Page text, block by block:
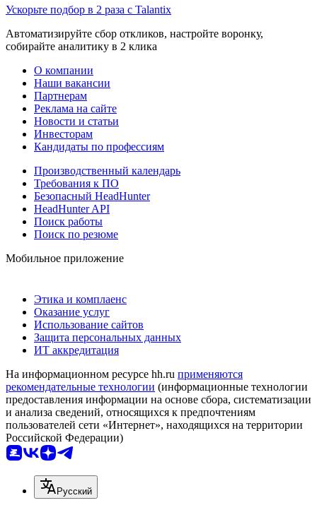
Ускорьте подбор в 2 раза с Talantix
Автоматизируйте сбор откликов, настройте воронку,
собирайте аналитику в 2 клика
О компании
Наши вакансии
Партнерам
Реклама на сайте
Новости и статьи
Инвесторам
Кандидаты по профессиям
Производственный календарь
Требования к ПО
Безопасный HeadHunter
HeadHunter API
Поиск работы
Поиск по резюме
Мобильное приложение
Этика и комплаенс
Оказание услуг
Использование сайтов
Защита персональных данных
ИТ аккредитация
На информационном ресурсе hh.ru применяются
рекомендательные технологии (информационные технологии
предоставления информации на основе сбора, систематизации
и анализа сведений, относящихся к предпочтениям
пользователей сети «Интернет», находящихся на территории
Российской Федерации)
Русский